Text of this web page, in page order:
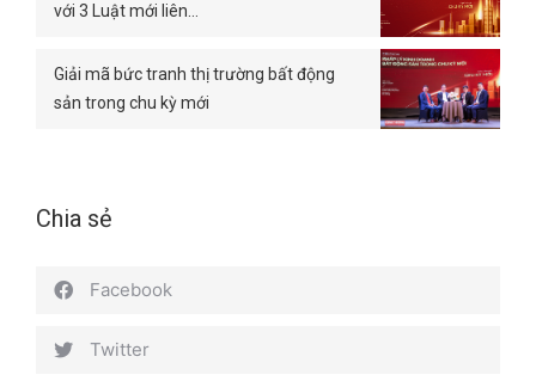
với 3 Luật mới liên…
Giải mã bức tranh thị trường bất động
sản trong chu kỳ mới
Chia sẻ
Facebook
Twitter